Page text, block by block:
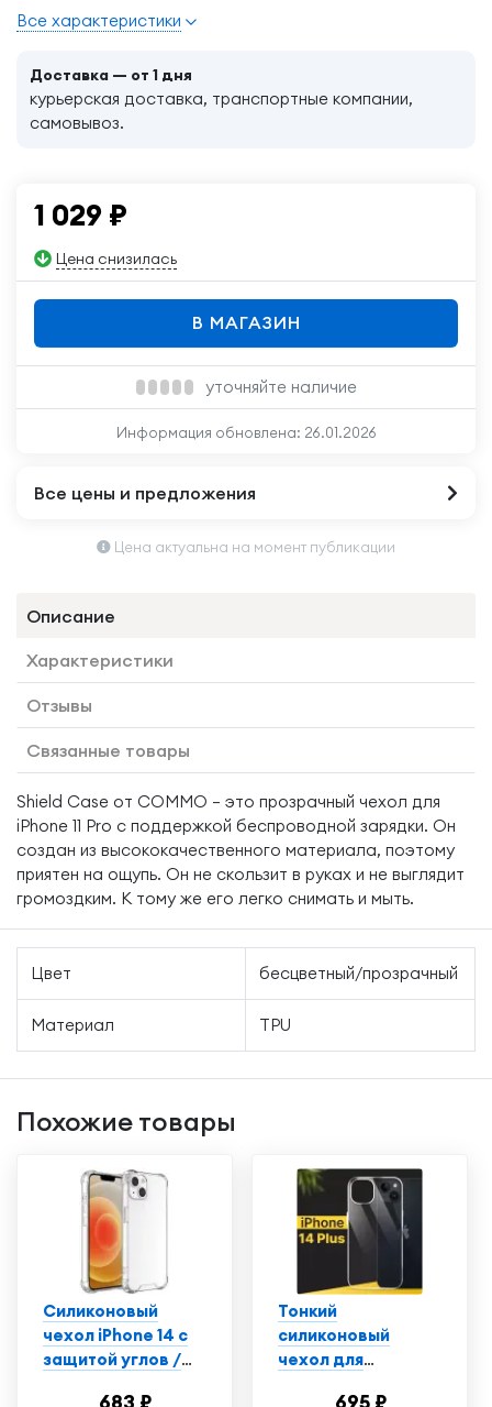
Все характеристики
Доставка — от 1 дня
курьерская доставка, транспортные компании,
самовывоз.
1 029 ₽
Цена снизилась
В МАГАЗИН
уточняйте наличие
Информация обновлена: 26.01.2026
Все цены и предложения
Цена актуальна на момент публикации
Описание
Характеристики
Отзывы
Связанные товары
Shield Case от COMMO — это прозрачный чехол для
iPhone 11 Pro с поддержкой беспроводной зарядки. Он
создан из высококачественного материала, поэтому
приятен на ощупь. Он не скользит в руках и не выглядит
громоздким. К тому же его легко снимать и мыть.
Цвет бесцветный/прозрачный
Материал TPU
Похожие товары
Силиконовый
чехол iPhone 14 с
защитой углов /
Тонкий
силиконовый
чехол для